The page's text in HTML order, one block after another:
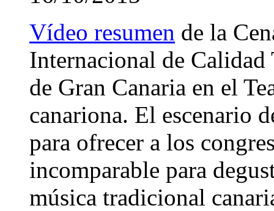
Vídeo resumen de la
Internacional de
de Gran Canaria en el
canariona. El escenario
para ofrecer a los
incomparable para
música tradicional